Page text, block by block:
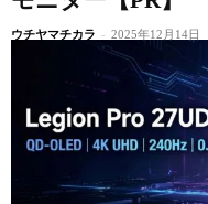
ウチヤマチカラ - 2025年12月14日